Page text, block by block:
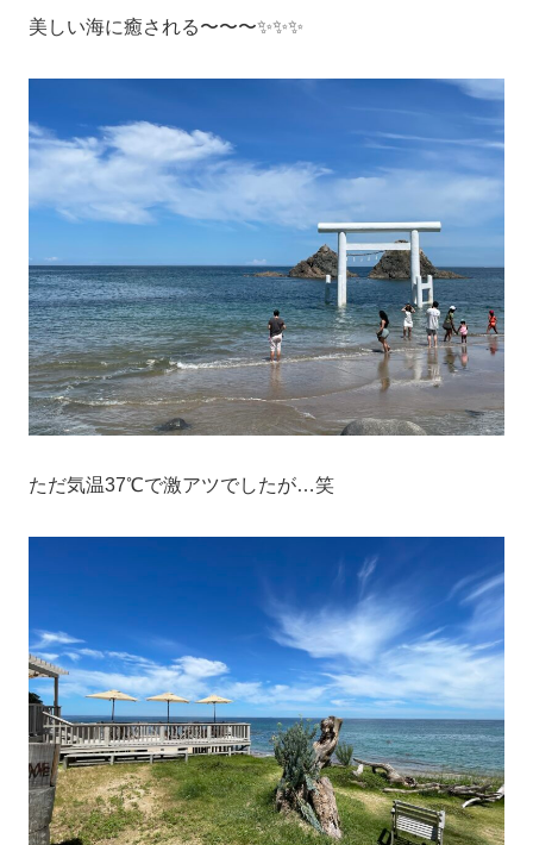
美しい海に癒される〜〜〜✨✨✨
ただ気温37℃で激アツでしたが…笑